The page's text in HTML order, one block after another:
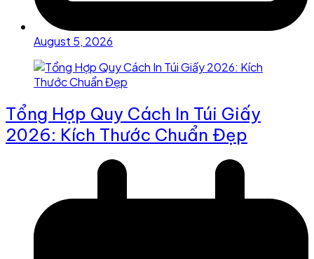
August 5, 2026
Tổng Hợp Quy Cách In Túi Giấy
2026: Kích Thước Chuẩn Đẹp